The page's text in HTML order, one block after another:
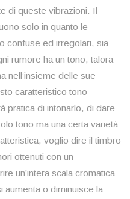
di queste vibrazioni. Il
solo in quanto le
confuse ed irregolari, sia
rumore ha un tono, talora
nell’insieme delle sue
caratteristico tono
pratica di intonarlo, di dare
tono ma una certa varietà
voglio dire il timbro
ottenuti con un
un’intera scala cromatica
o diminuisce la